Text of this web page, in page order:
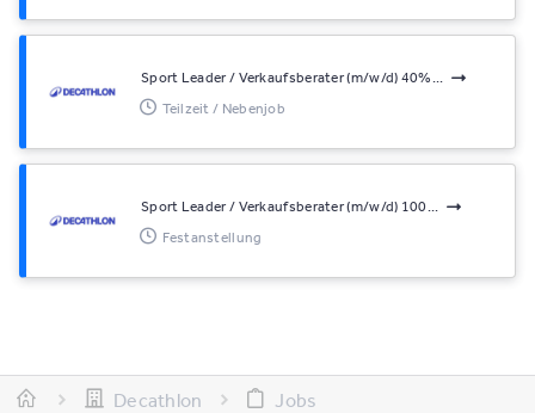
Sport Leader / Verkaufsberater (m/w/d) 40%...
Teilzeit / Nebenjob
Sport Leader / Verkaufsberater (m/w/d) 100...
Festanstellung
Decathlon
Jobs